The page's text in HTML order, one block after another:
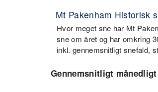
Mt Pakenham Historisk
Hvor meget sne har Mt
sne om året og har omkring
inkl. gennemsnitligt snefald,
Gennemsnitligt